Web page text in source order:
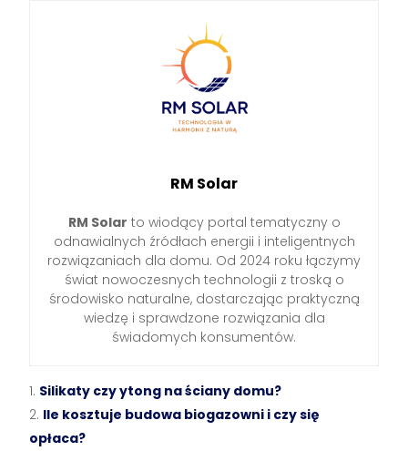
RM Solar
RM Solar to wiodący portal tematyczny o
odnawialnych źródłach energii i inteligentnych
rozwiązaniach dla domu. Od 2024 roku łączymy
świat nowoczesnych technologii z troską o
środowisko naturalne, dostarczając praktyczną
wiedzę i sprawdzone rozwiązania dla
świadomych konsumentów.
Silikaty czy ytong na ściany domu?
Ile kosztuje budowa biogazowni i czy się
opłaca?